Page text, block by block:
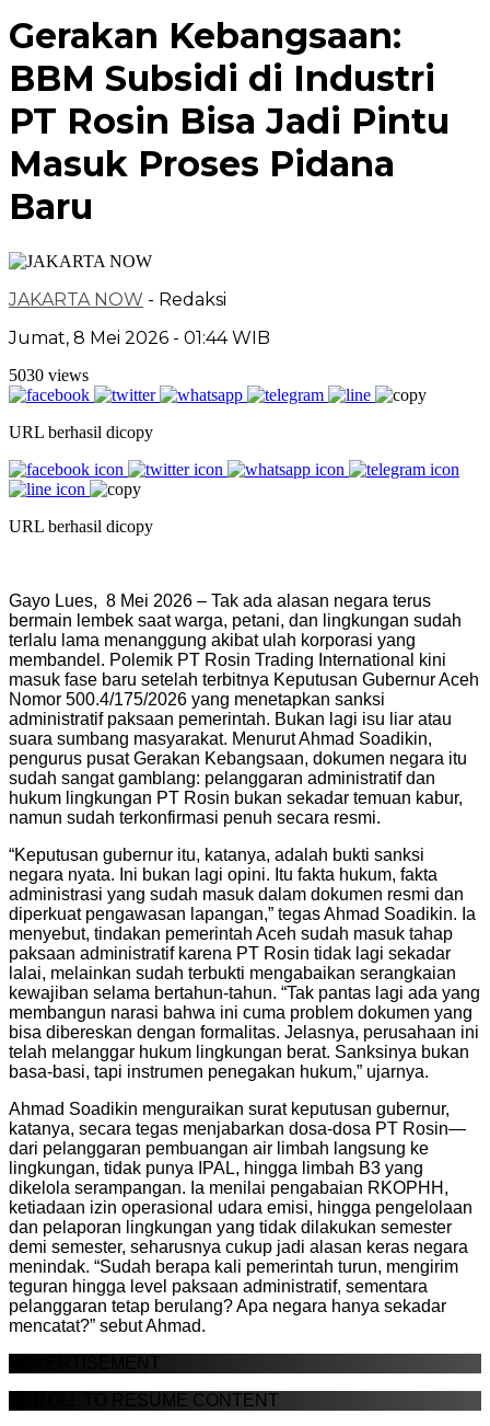
Gerakan Kebangsaan:
BBM Subsidi di Industri
PT Rosin Bisa Jadi Pintu
Masuk Proses Pidana
Baru
JAKARTA NOW - Redaksi
Jumat, 8 Mei 2026 - 01:44 WIB
5030 views
URL berhasil dicopy
URL berhasil dicopy
Gayo Lues, 8 Mei 2026 – Tak ada alasan negara terus
bermain lembek saat warga, petani, dan lingkungan sudah
terlalu lama menanggung akibat ulah korporasi yang
membandel. Polemik PT Rosin Trading International kini
masuk fase baru setelah terbitnya Keputusan Gubernur Aceh
Nomor 500.4/175/2026 yang menetapkan sanksi
administratif paksaan pemerintah. Bukan lagi isu liar atau
suara sumbang masyarakat. Menurut Ahmad Soadikin,
pengurus pusat Gerakan Kebangsaan, dokumen negara itu
sudah sangat gamblang: pelanggaran administratif dan
hukum lingkungan PT Rosin bukan sekadar temuan kabur,
namun sudah terkonfirmasi penuh secara resmi.
“Keputusan gubernur itu, katanya, adalah bukti sanksi
negara nyata. Ini bukan lagi opini. Itu fakta hukum, fakta
administrasi yang sudah masuk dalam dokumen resmi dan
diperkuat pengawasan lapangan,” tegas Ahmad Soadikin. Ia
menyebut, tindakan pemerintah Aceh sudah masuk tahap
paksaan administratif karena PT Rosin tidak lagi sekadar
lalai, melainkan sudah terbukti mengabaikan serangkaian
kewajiban selama bertahun-tahun. “Tak pantas lagi ada yang
membangun narasi bahwa ini cuma problem dokumen yang
bisa dibereskan dengan formalitas. Jelasnya, perusahaan ini
telah melanggar hukum lingkungan berat. Sanksinya bukan
basa-basi, tapi instrumen penegakan hukum,” ujarnya.
Ahmad Soadikin menguraikan surat keputusan gubernur,
katanya, secara tegas menjabarkan dosa-dosa PT Rosin—
dari pelanggaran pembuangan air limbah langsung ke
lingkungan, tidak punya IPAL, hingga limbah B3 yang
dikelola serampangan. Ia menilai pengabaian RKOPHH,
ketiadaan izin operasional udara emisi, hingga pengelolaan
dan pelaporan lingkungan yang tidak dilakukan semester
demi semester, seharusnya cukup jadi alasan keras negara
menindak. “Sudah berapa kali pemerintah turun, mengirim
teguran hingga level paksaan administratif, sementara
pelanggaran tetap berulang? Apa negara hanya sekadar
mencatat?” sebut Ahmad.
ADVERTISEMENT
SCROLL TO RESUME CONTENT